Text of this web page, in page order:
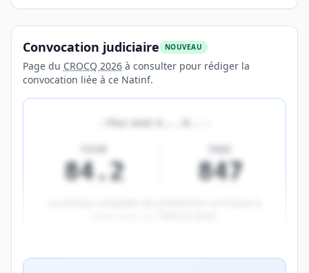
Convocation judiciaire NOUVEAU
Page du CROCQ 2026 à consulter pour rédiger la
convocation liée à ce Natinf.
Pour avoir à
84.2 847